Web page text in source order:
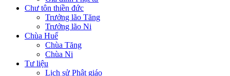
Chư tôn thiền đức
Trưởng lão Tăng
Trưởng lão Ni
Chùa Huế
Chùa Tăng
Chùa Ni
Tư liệu
Lịch sử Phật giáo